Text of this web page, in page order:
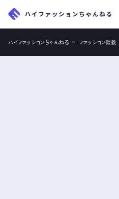
ハイファッションちゃんねる ファッション談義